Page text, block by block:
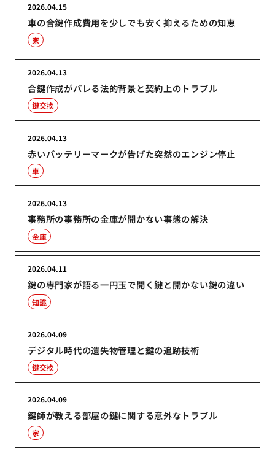
車の合鍵作成費用を少しでも安く抑えるための知恵
2026.04.15
家
合鍵作成がバレる法的背景と契約上のトラブル
2026.04.13
鍵交換
赤いバッテリーマークが告げた突然のエンジン停止
2026.04.13
車
事務所の事務所の金庫が開かない事態の解決
2026.04.13
金庫
鍵の専門家が語る一円玉で開く鍵と開かない鍵の違い
2026.04.11
知識
デジタル時代の遺失物管理と鍵の追跡技術
2026.04.09
鍵交換
鍵師が教える部屋の鍵に関する意外なトラブル
2026.04.09
家